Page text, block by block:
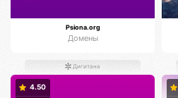
Psiona.org
Домены
Дигитана
4.50